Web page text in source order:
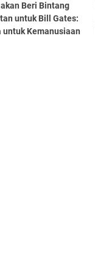
Beri Bintang
untuk Bill Gates:
untuk Kemanusiaan